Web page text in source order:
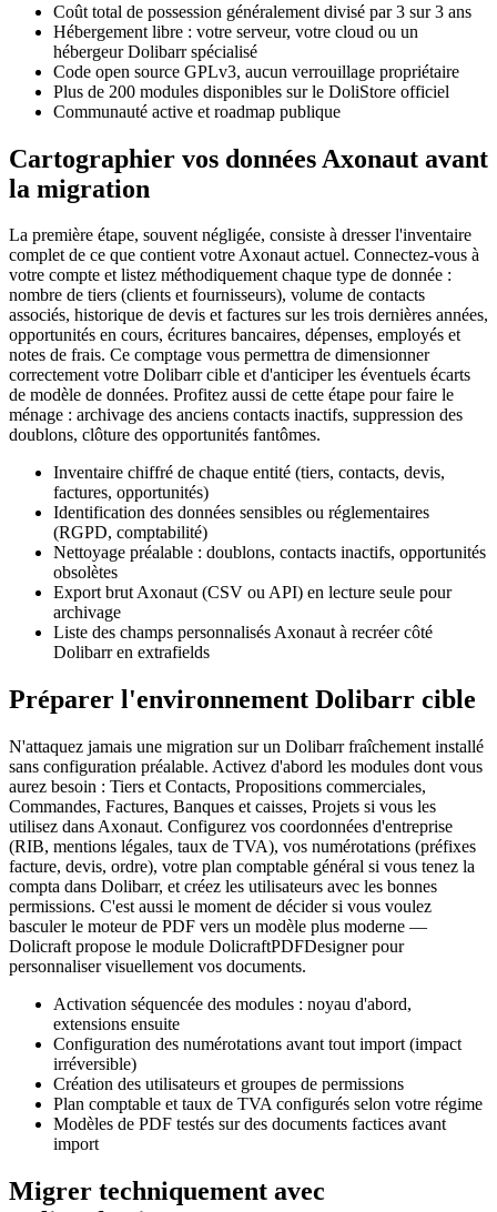
Coût total de possession généralement divisé par 3 sur 3 ans
Hébergement libre : votre serveur, votre cloud ou un
hébergeur Dolibarr spécialisé
Code open source GPLv3, aucun verrouillage propriétaire
Plus de 200 modules disponibles sur le DoliStore officiel
Communauté active et roadmap publique
Cartographier vos données Axonaut avant
la migration
La première étape, souvent négligée, consiste à dresser l'inventaire
complet de ce que contient votre Axonaut actuel. Connectez-vous à
votre compte et listez méthodiquement chaque type de donnée :
nombre de tiers (clients et fournisseurs), volume de contacts
associés, historique de devis et factures sur les trois dernières années,
opportunités en cours, écritures bancaires, dépenses, employés et
notes de frais. Ce comptage vous permettra de dimensionner
correctement votre Dolibarr cible et d'anticiper les éventuels écarts
de modèle de données. Profitez aussi de cette étape pour faire le
ménage : archivage des anciens contacts inactifs, suppression des
doublons, clôture des opportunités fantômes.
Inventaire chiffré de chaque entité (tiers, contacts, devis,
factures, opportunités)
Identification des données sensibles ou réglementaires
(RGPD, comptabilité)
Nettoyage préalable : doublons, contacts inactifs, opportunités
obsolètes
Export brut Axonaut (CSV ou API) en lecture seule pour
archivage
Liste des champs personnalisés Axonaut à recréer côté
Dolibarr en extrafields
Préparer l'environnement Dolibarr cible
N'attaquez jamais une migration sur un Dolibarr fraîchement installé
sans configuration préalable. Activez d'abord les modules dont vous
aurez besoin : Tiers et Contacts, Propositions commerciales,
Commandes, Factures, Banques et caisses, Projets si vous les
utilisez dans Axonaut. Configurez vos coordonnées d'entreprise
(RIB, mentions légales, taux de TVA), vos numérotations (préfixes
facture, devis, ordre), votre plan comptable général si vous tenez la
compta dans Dolibarr, et créez les utilisateurs avec les bonnes
permissions. C'est aussi le moment de décider si vous voulez
basculer le moteur de PDF vers un modèle plus moderne —
Dolicraft propose le module DolicraftPDFDesigner pour
personnaliser visuellement vos documents.
Activation séquencée des modules : noyau d'abord,
extensions ensuite
Configuration des numérotations avant tout import (impact
irréversible)
Création des utilisateurs et groupes de permissions
Plan comptable et taux de TVA configurés selon votre régime
Modèles de PDF testés sur des documents factices avant
import
Migrer techniquement avec